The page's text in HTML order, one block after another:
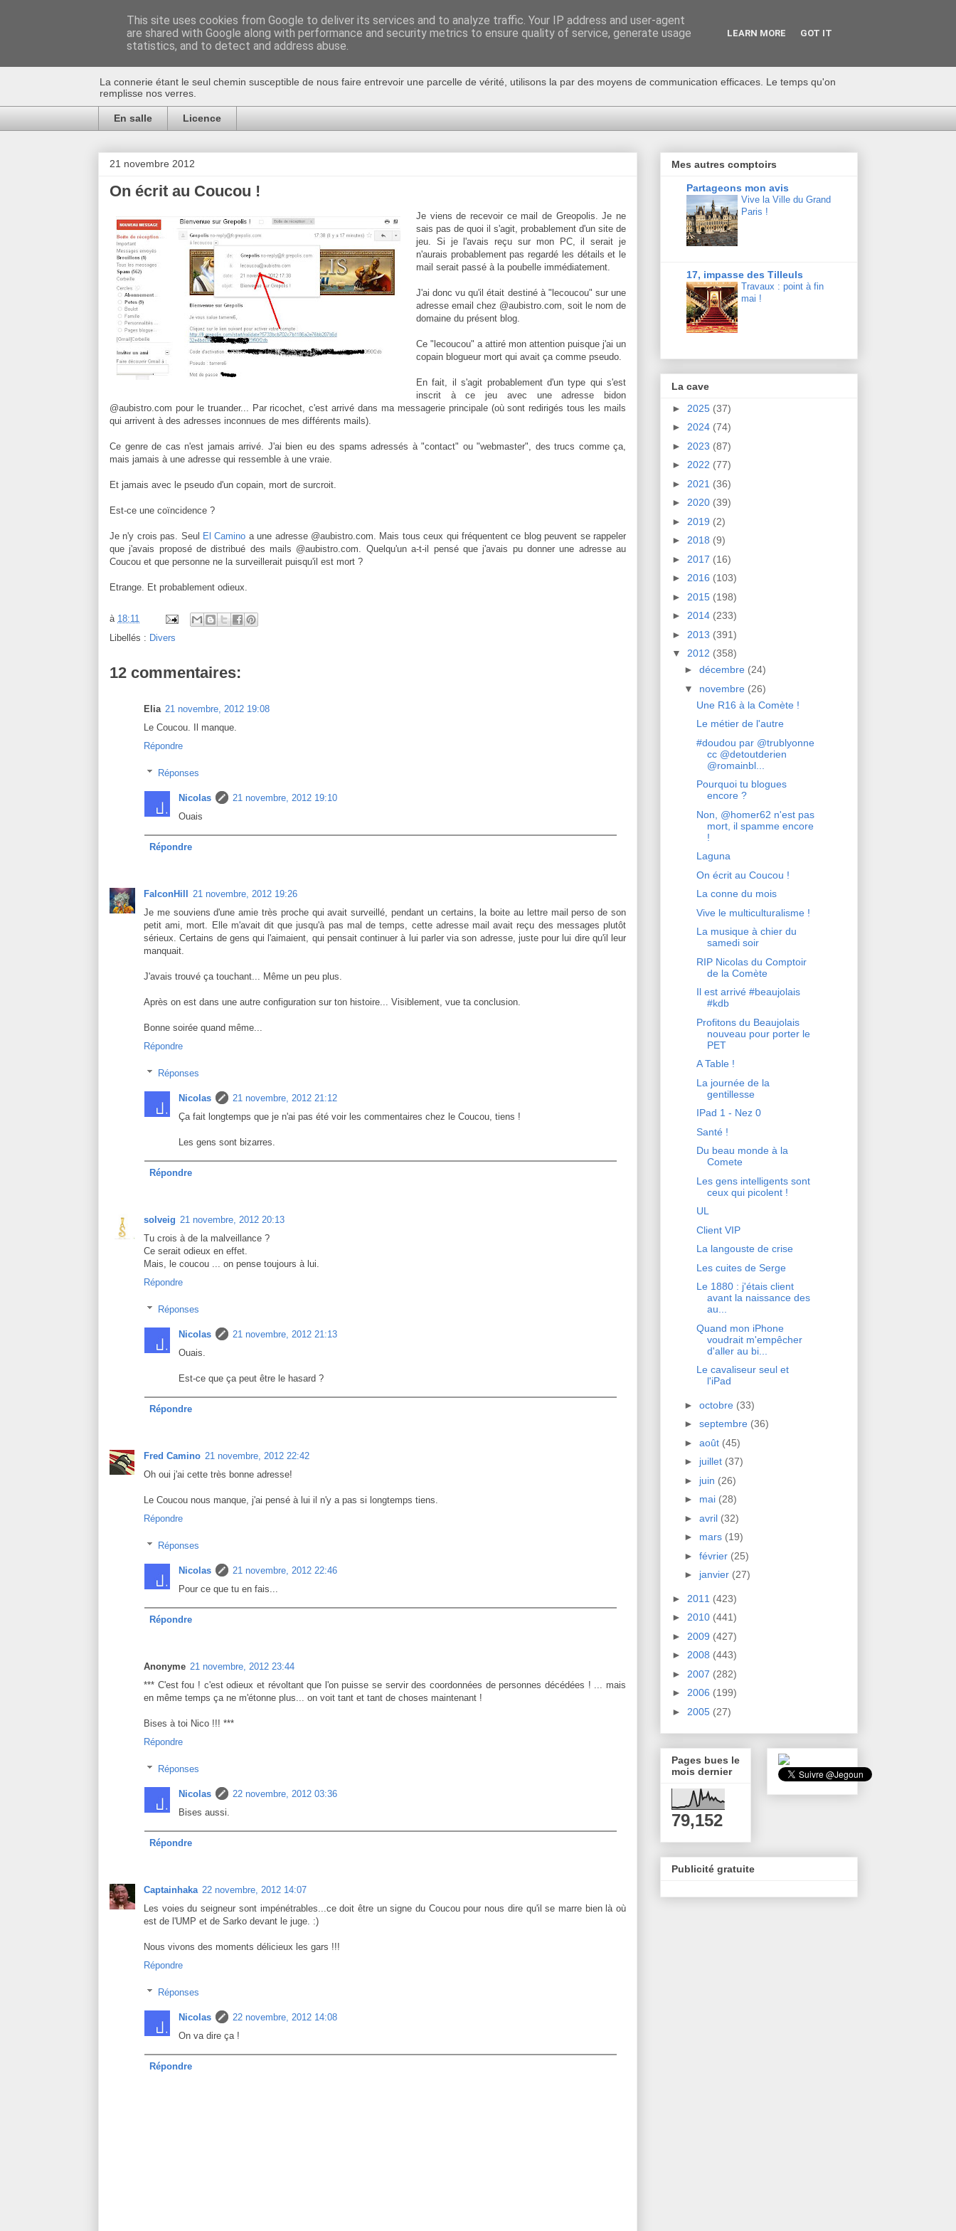
Au bistro !
La connerie étant le seul chemin susceptible de nous faire entrevoir une parcelle de vérité, utilisons la par des moyens de communication efficaces. Le temps qu'on
remplisse nos verres.
En salle Licence
21 novembre 2012
On écrit au Coucou !
Je viens de recevoir ce mail de Greopolis. Je ne
sais pas de quoi il s'agit, probablement d'un site de
jeu. Si je l'avais reçu sur mon PC, il serait je
n'aurais probablement pas regardé les détails et le
mail serait passé à la poubelle immédiatement.
J'ai donc vu qu'il était destiné à "lecoucou" sur une
adresse email chez @aubistro.com, soit le nom de
domaine du présent blog.
Ce "lecoucou" a attiré mon attention puisque j'ai un
copain blogueur mort qui avait ça comme pseudo.
En fait, il s'agit probablement d'un type qui s'est
inscrit à ce jeu avec une adresse bidon
@aubistro.com pour le truander... Par ricochet, c'est arrivé dans ma messagerie principale (où sont redirigés tous les mails
qui arrivent à des adresses inconnues de mes différents mails).
Ce genre de cas n'est jamais arrivé. J'ai bien eu des spams adressés à "contact" ou "webmaster", des trucs comme ça,
mais jamais à une adresse qui ressemble à une vraie.
Et jamais avec le pseudo d'un copain, mort de surcroit.
Est-ce une coïncidence ?
Je n'y crois pas. Seul El Camino a une adresse @aubistro.com. Mais tous ceux qui fréquentent ce blog peuvent se rappeler
que j'avais proposé de distribué des mails @aubistro.com. Quelqu'un a-t-il pensé que j'avais pu donner une adresse au
Coucou et que personne ne la surveillerait puisqu'il est mort ?
Etrange. Et probablement odieux.
à 18:11
Libellés : Divers
12 commentaires:
Elia 21 novembre, 2012 19:08
Le Coucou. Il manque.
Répondre
Réponses
Nicolas
21 novembre, 2012 19:10
Ouais
Répondre
FalconHill
21 novembre, 2012 19:26
Je me souviens d'une amie très proche qui avait surveillé, pendant un certains, la boite au lettre mail perso de son
petit ami, mort. Elle m'avait dit que jusqu'à pas mal de temps, cette adresse mail avait reçu des messages plutôt
sérieux. Certains de gens qui l'aimaient, qui pensait continuer à lui parler via son adresse, juste pour lui dire qu'il leur
manquait.
J'avais trouvé ça touchant... Même un peu plus.
Après on est dans une autre configuration sur ton histoire... Visiblement, vue ta conclusion.
Bonne soirée quand même...
Répondre
Réponses
Nicolas
21 novembre, 2012 21:12
Ça fait longtemps que je n'ai pas été voir les commentaires chez le Coucou, tiens !
Les gens sont bizarres.
Répondre
solveig 21 novembre, 2012 20:13
Tu crois à de la malveillance ?
Ce serait odieux en effet.
Mais, le coucou ... on pense toujours à lui.
Répondre
Réponses
Nicolas
21 novembre, 2012 21:13
Ouais.
Est-ce que ça peut être le hasard ?
Répondre
Fred Camino 21 novembre, 2012 22:42
Oh oui j'ai cette très bonne adresse!
Le Coucou nous manque, j'ai pensé à lui il n'y a pas si longtemps tiens.
Répondre
Réponses
Nicolas
21 novembre, 2012 22:46
Pour ce que tu en fais...
Répondre
Anonyme 21 novembre, 2012 23:44
*** C'est fou ! c'est odieux et révoltant que l'on puisse se servir des coordonnées de personnes décédées ! ... mais
en même temps ça ne m'étonne plus... on voit tant et tant de choses maintenant !
Bises à toi Nico !!! ***
Répondre
Réponses
Nicolas
22 novembre, 2012 03:36
Bises aussi.
Répondre
Captainhaka 22 novembre, 2012 14:07
Les voies du seigneur sont impénétrables...ce doit être un signe du Coucou pour nous dire qu'il se marre bien là où
est de l'UMP et de Sarko devant le juge. :)
Nous vivons des moments délicieux les gars !!!
Répondre
Réponses
Nicolas
22 novembre, 2012 14:08
On va dire ça !
Répondre
Mes autres comptoirs
Partageons mon avis
Vive la Ville du Grand
Paris !
17, impasse des Tilleuls
Travaux : point à fin
mai !
La cave
► 2025 (37)
► 2024 (74)
► 2023 (87)
► 2022 (77)
► 2021 (36)
► 2020 (39)
► 2019 (2)
► 2018 (9)
► 2017 (16)
► 2016 (103)
► 2015 (198)
► 2014 (233)
► 2013 (391)
▼ 2012 (358)
► décembre (24)
▼ novembre (26)
Une R16 à la Comète !
Le métier de l'autre
#doudou par @trublyonne
cc @detoutderien
@romainbl...
Pourquoi tu blogues
encore ?
Non, @homer62 n'est pas
mort, il spamme encore
!
Laguna
On écrit au Coucou !
La conne du mois
Vive le multiculturalisme !
La musique à chier du
samedi soir
RIP Nicolas du Comptoir
de la Comète
Il est arrivé #beaujolais
#kdb
Profitons du Beaujolais
nouveau pour porter le
PET
A Table !
La journée de la
gentillesse
IPad 1 - Nez 0
Santé !
Du beau monde à la
Comete
Les gens intelligents sont
ceux qui picolent !
UL
Client VIP
La langouste de crise
Les cuites de Serge
Le 1880 : j'étais client
avant la naissance des
au...
Quand mon iPhone
voudrait m'empêcher
d'aller au bi...
Le cavaliseur seul et
l'iPad
► octobre (33)
► septembre (36)
► août (45)
► juillet (37)
► juin (26)
► mai (28)
► avril (32)
► mars (19)
► février (25)
► janvier (27)
► 2011 (423)
► 2010 (441)
► 2009 (427)
► 2008 (443)
► 2007 (282)
► 2006 (199)
► 2005 (27)
Pages bues le
mois dernier
79,152
Publicité gratuite
This site uses cookies from Google to deliver its services and to analyze traffic. Your IP address and user-agent
are shared with Google along with performance and security metrics to ensure quality of service, generate usage
statistics, and to detect and address abuse.
LEARN MORE GOT IT